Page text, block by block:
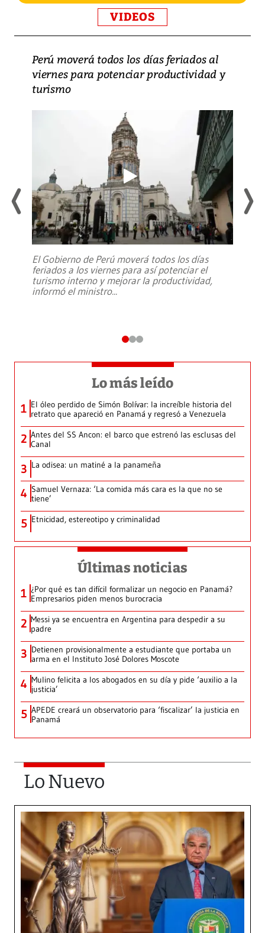
VIDEOS
Perú moverá todos los días feriados al
viernes para potenciar productividad y
turismo
El Gobierno de Perú moverá todos los días
feriados a los viernes para así potenciar el
turismo interno y mejorar la productividad,
informó el ministro...
Lo más leído
1 El óleo perdido de Simón Bolívar: la increíble historia del
retrato que apareció en Panamá y regresó a Venezuela
2 Antes del SS Ancon: el barco que estrenó las esclusas del
Canal
3 La odisea: un matiné a la panameña
4 Samuel Vernaza: ‘La comida más cara es la que no se
tiene’
5 Etnicidad, estereotipo y criminalidad
Últimas noticias
1 ¿Por qué es tan difícil formalizar un negocio en Panamá?
Empresarios piden menos burocracia
2 Messi ya se encuentra en Argentina para despedir a su
padre
3 Detienen provisionalmente a estudiante que portaba un
arma en el Instituto José Dolores Moscote
4 Mulino felicita a los abogados en su día y pide ‘auxilio a la
justicia’
5 APEDE creará un observatorio para ‘fiscalizar’ la justicia en
Panamá
Lo Nuevo